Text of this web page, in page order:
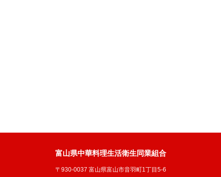
富山県中華料理生活衛生同業組合
〒930-0037 富山県富山市音羽町1丁目5-6